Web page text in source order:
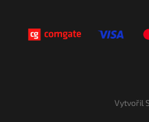
Vytvořil